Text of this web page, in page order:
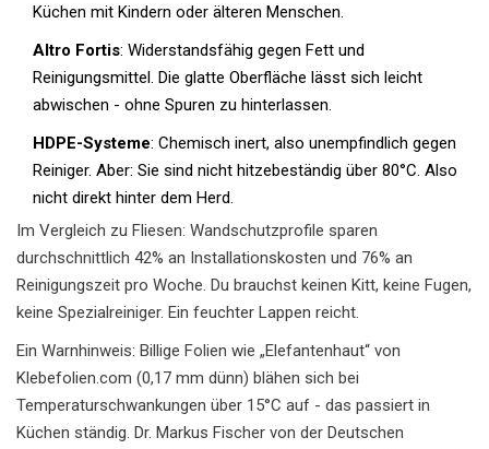
Küchen mit Kindern oder älteren Menschen.
Altro Fortis: Widerstandsfähig gegen Fett und
Reinigungsmittel. Die glatte Oberfläche lässt sich leicht
abwischen - ohne Spuren zu hinterlassen.
HDPE-Systeme: Chemisch inert, also unempfindlich gegen
Reiniger. Aber: Sie sind nicht hitzebeständig über 80°C. Also
nicht direkt hinter dem Herd.
Im Vergleich zu Fliesen: Wandschutzprofile sparen
durchschnittlich 42% an Installationskosten und 76% an
Reinigungszeit pro Woche. Du brauchst keinen Kitt, keine Fugen,
keine Spezialreiniger. Ein feuchter Lappen reicht.
Ein Warnhinweis: Billige Folien wie „Elefantenhaut“ von
Klebefolien.com (0,17 mm dünn) blähen sich bei
Temperaturschwankungen über 15°C auf - das passiert in
Küchen ständig. Dr. Markus Fischer von der Deutschen